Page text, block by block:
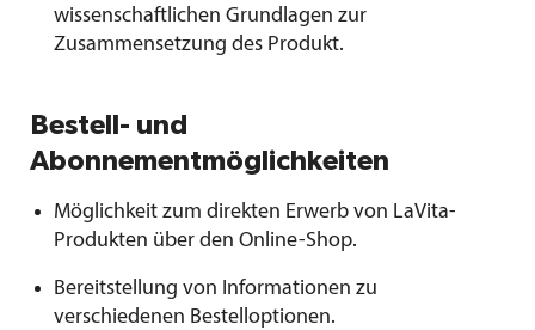
wissenschaftlichen Grundlagen zur
Zusammensetzung des Produkt.
Bestell- und
Abonnementmöglichkeiten
Möglichkeit zum direkten Erwerb von LaVita-
Produkten über den Online-Shop.
Bereitstellung von Informationen zu
verschiedenen Bestelloptionen.